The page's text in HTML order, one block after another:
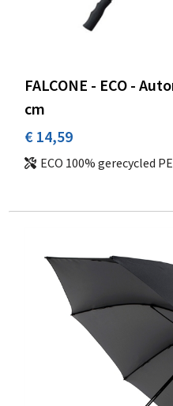
FALCONE - ECO -
cm
€ 14,59
ECO 100% gerecycled